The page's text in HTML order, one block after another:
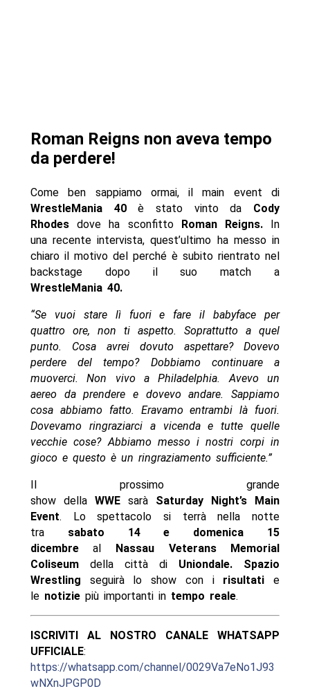
Roman Reigns non aveva tempo
da perdere!
Come ben sappiamo ormai, il main event di
WrestleMania 40è stato vinto da Cody
Rhodesdove ha sconfitto Roman Reigns.In
una recente intervista, quest’ultimo ha messo in
chiaro il motivo del perché è subito rientrato nel
backstage dopo il suo match a
WrestleMania 40.
“Se vuoi stare lì fuori e fare il babyface per
quattro ore, non ti aspetto. Soprattutto a quel
punto. Cosa avrei dovuto aspettare? Dovevo
perdere del tempo? Dobbiamo continuare a
muoverci. Non vivo a Philadelphia. Avevo un
aereo da prendere e dovevo andare. Sappiamo
cosa abbiamo fatto. Eravamo entrambi là fuori.
Dovevamo ringraziarci a vicenda e tutte quelle
vecchie cose? Abbiamo messo i nostri corpi in
gioco e questo è un ringraziamento sufficiente.”
Il prossimo grande
show della WWEsarà Saturday Night’s Main
Event. Lo spettacolo si terrà nella notte
tra sabato 14 e domenica 15
dicembreal
Nassau Veterans Memorial
Coliseum della città di Uniondale. Spazio
Wrestling seguirà lo show con i risultati e
le notiziepiù importanti in tempo reale.
ISCRIVITI AL NOSTRO CANALE WHATSAPP
UFFICIALE:
https://whatsapp.com/channel/0029Va7eNo1J93
wNXnJPGP0D